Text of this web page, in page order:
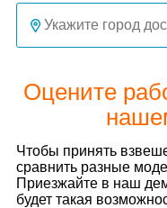
Оцените
Чтобы принять
сравнить разные
Приезжайте в наш
будет такая